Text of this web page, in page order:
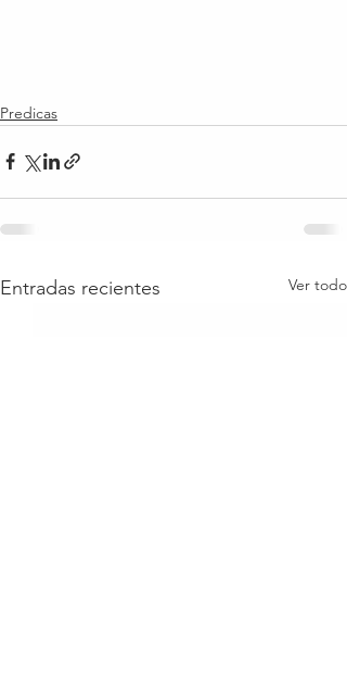
Predicas
Entradas recientes Ver todo